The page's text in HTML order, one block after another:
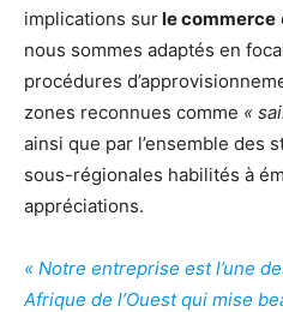
implications surle commerce
nous sommes adaptés en
procédures
zones reconnues comme «
ainsi que par l’ensemble des
sous-régionales habilités à
appréciations.
« Notre entreprise est l’une
Afrique de l’Ouest qui mise